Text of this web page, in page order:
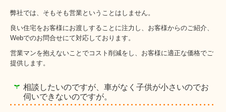
弊社では、そもそも営業ということはしません。
良い住宅をお客様にお渡しすることに注力し、お客様からのご紹介、
Webでのお問合せにて対応しております。
営業マンを抱えないことでコスト削減をし、お客様に適正な価格でご
提供します。
相談したいのですが、車がなく子供が小さいのでお
伺いできないのですが。